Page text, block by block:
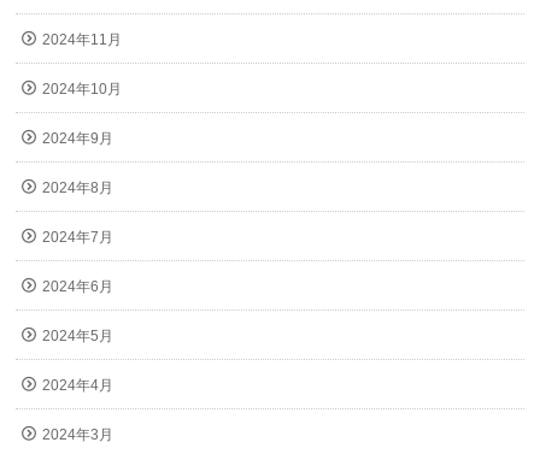
2024年11月
2024年10月
2024年9月
2024年8月
2024年7月
2024年6月
2024年5月
2024年4月
2024年3月